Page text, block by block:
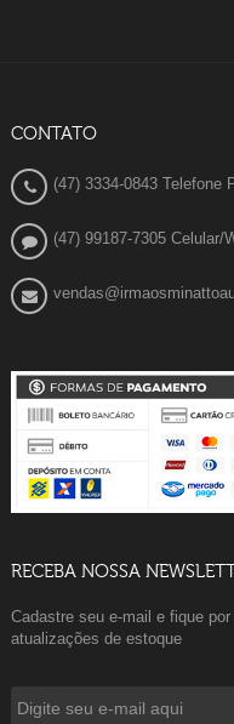
CONTATO
(47) 3334-0843 Telefone
(47) 99187-7305 Celular/
RECEBA NOSSA
Cadastre seu e-mail e fique
atualizações de estoque